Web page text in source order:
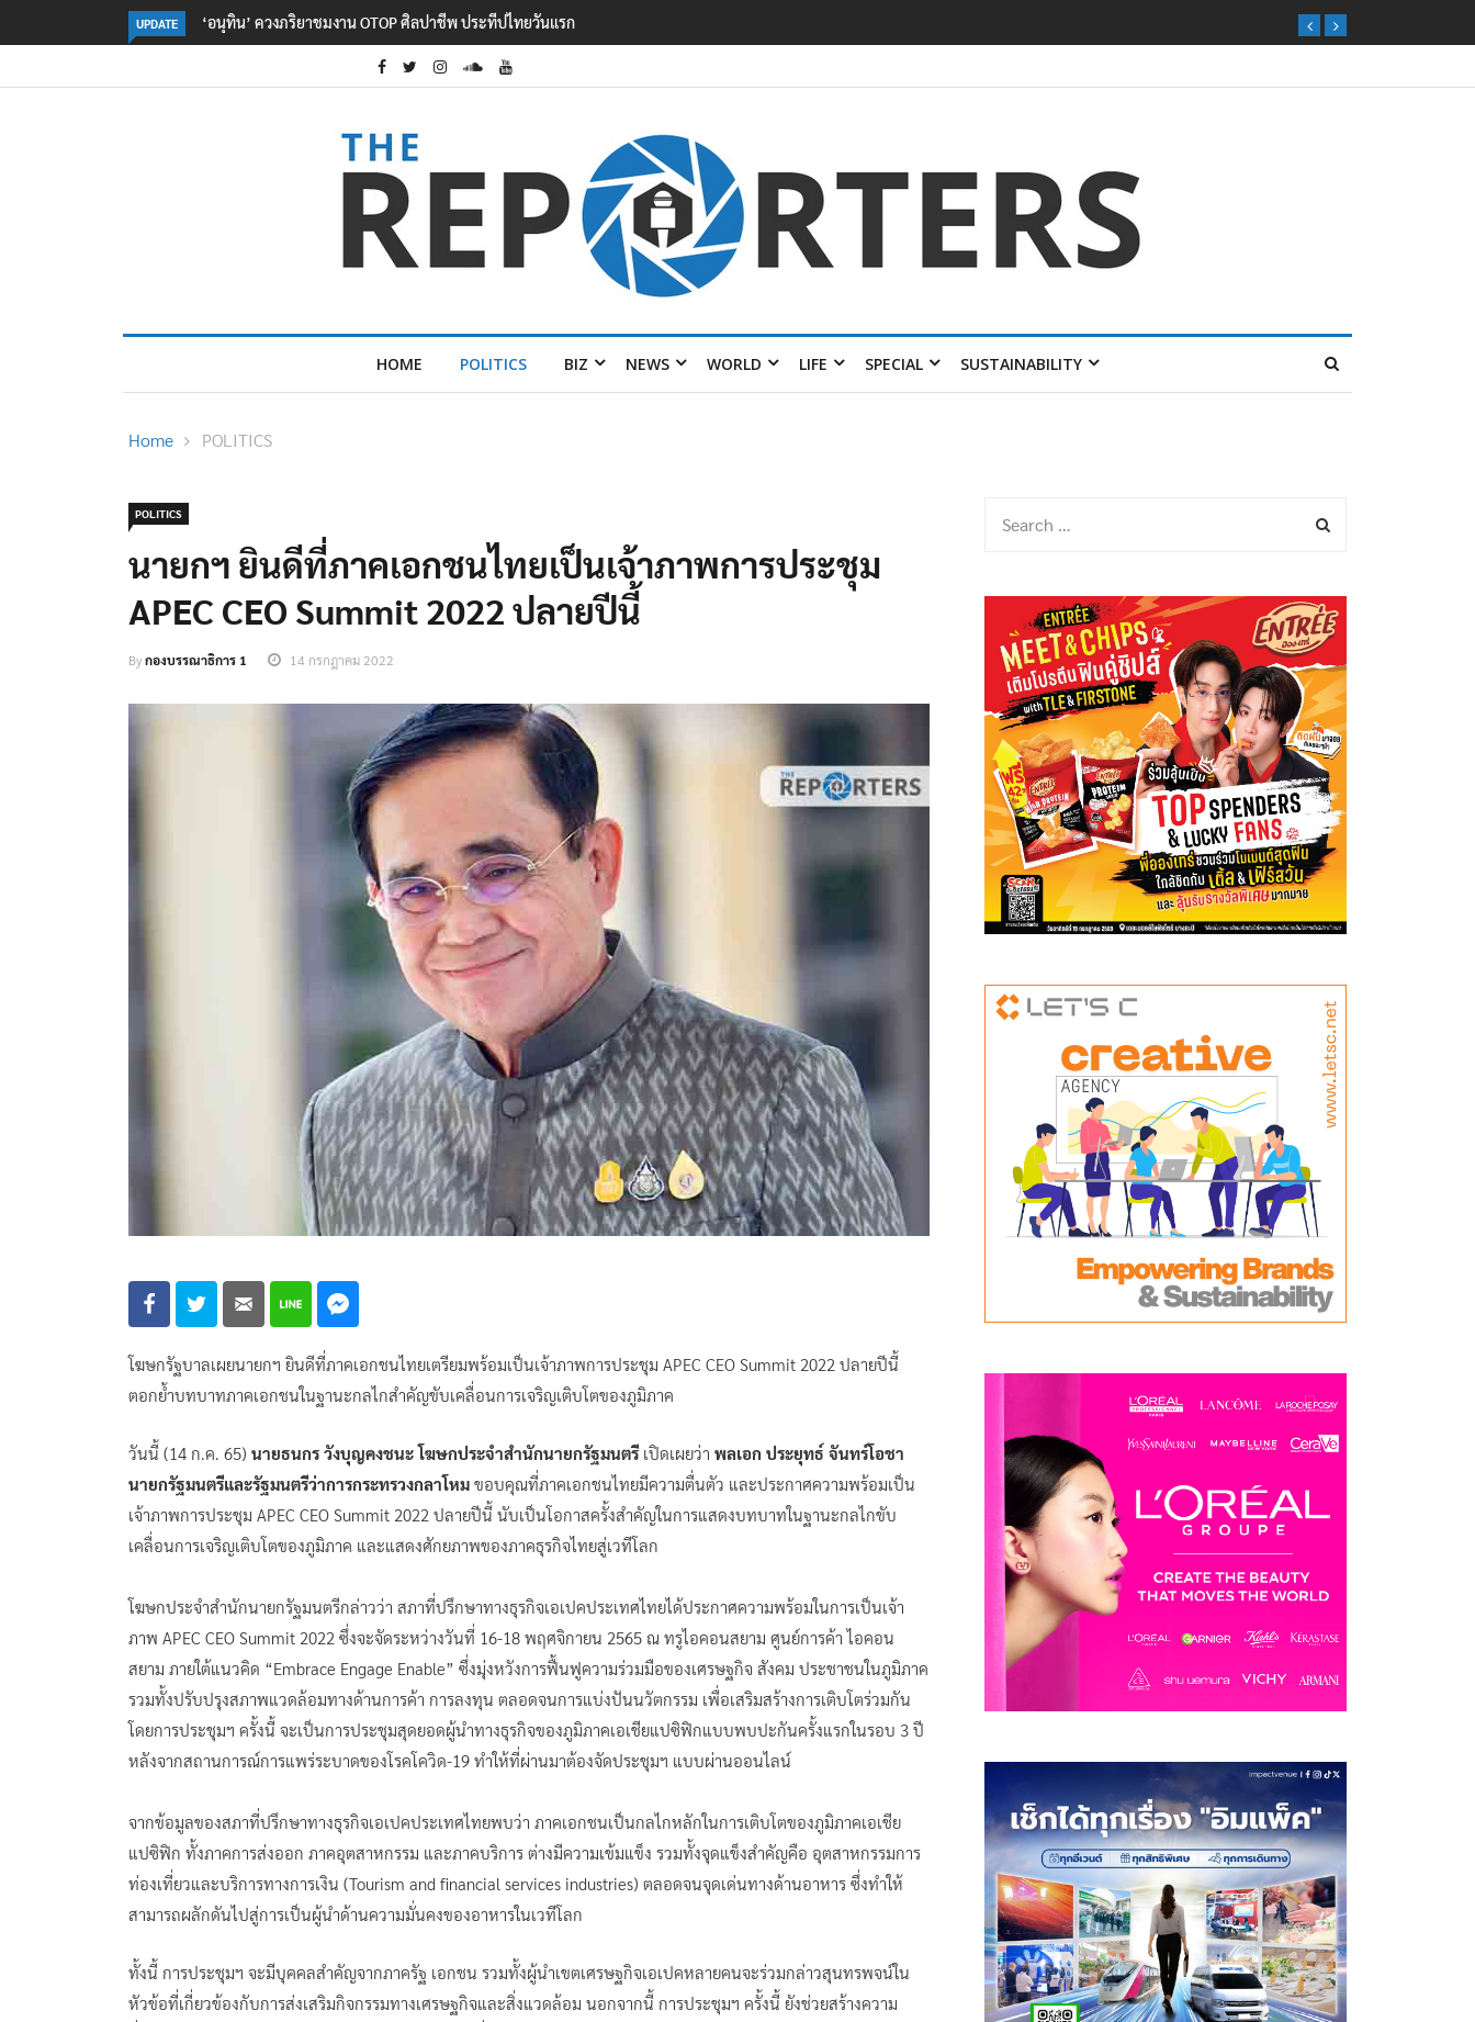
UPDATE
ศิลปาชีพ ประทีปไทยวันแรก ลอรีอัลโชว์ผลประกอบการครึ่งปีแรกโต 6.5% กวาดรายได้
2.3 หมื่นล้านยูโร คว้าไลเซนส์ ‘กุชชี่’ 50 ปี พร้อมส่ง 4 แบรนด์
HOME POLITICS BIZ NEWS WORLD LIFE SPECIAL SUSTAINABILITY
Home POLITICS
POLITICS
นายกฯ ยินดีที่ภาคเอกชนไทยเป็นเจ้าภาพการประชุม
APEC CEO Summit 2022 ปลายปีนี้
Byกองบรรณาธิการ 1 14 กรกฎาคม 2022
โฆษกรัฐบาลเผยนายกฯ ยินดีที่ภาคเอกชนไทยเตรียมพร้อมเป็นเจ้าภาพการประชุม APEC CEO Summit 2022 ปลายปีนี้
ตอกย้ำบทบาทภาคเอกชนในฐานะกลไกสำคัญขับเคลื่อนการเจริญเติบโตของภูมิภาค
วันนี้ (14 ก.ค. 65) นายธนกร วังบุญคงชนะ โฆษกประจำสำนักนายกรัฐมนตรี เปิดเผยว่า พลเอก ประยุทธ์ จันทร์โอชา
นายกรัฐมนตรีและรัฐมนตรีว่าการกระทรวงกลาโหม ขอบคุณที่ภาคเอกชนไทยมีความตื่นตัว และประกาศความพร้อมเป็น
เจ้าภาพการประชุม APEC CEO Summit 2022 ปลายปีนี้ นับเป็นโอกาสครั้งสำคัญในการแสดงบทบาทในฐานะกลไกขับ
เคลื่อนการเจริญเติบโตของภูมิภาค และแสดงศักยภาพของภาคธุรกิจไทยสู่เวทีโลก
โฆษกประจำสำนักนายกรัฐมนตรีกล่าวว่า สภาที่ปรึกษาทางธุรกิจเอเปคประเทศไทยได้ประกาศความพร้อมในการเป็นเจ้า
ภาพ APEC CEO Summit 2022 ซึ่งจะจัดระหว่างวันที่ 16-18 พฤศจิกายน 2565 ณ ทรูไอคอนสยาม ศูนย์การค้า ไอคอน
สยาม ภายใต้แนวคิด “Embrace Engage Enable” ซึ่งมุ่งหวังการฟื้นฟูความร่วมมือของเศรษฐกิจ สังคม ประชาชนในภูมิภาค
รวมทั้งปรับปรุงสภาพแวดล้อมทางด้านการค้า การลงทุน ตลอดจนการแบ่งปันนวัตกรรม เพื่อเสริมสร้างการเติบโตร่วมกัน
โดยการประชุมฯ ครั้งนี้ จะเป็นการประชุมสุดยอดผู้นำทางธุรกิจของภูมิภาคเอเชียแปซิฟิกแบบพบปะกันครั้งแรกในรอบ 3 ปี
หลังจากสถานการณ์การแพร่ระบาดของโรคโควิด-19 ทำให้ที่ผ่านมาต้องจัดประชุมฯ แบบผ่านออนไลน์
จากข้อมูลของสภาที่ปรึกษาทางธุรกิจเอเปคประเทศไทยพบว่า ภาคเอกชนเป็นกลไกหลักในการเติบโตของภูมิภาคเอเชีย
แปซิฟิก ทั้งภาคการส่งออก ภาคอุตสาหกรรม และภาคบริการ ต่างมีความเข้มแข็ง รวมทั้งจุดแข็งสำคัญคือ อุตสาหกรรมการ
ท่องเที่ยวและบริการทางการเงิน (Tourism and financial services industries) ตลอดจนจุดเด่นทางด้านอาหาร ซึ่งทำให้
สามารถผลักดันไปสู่การเป็นผู้นำด้านความมั่นคงของอาหารในเวทีโลก
ทั้งนี้ การประชุมฯ จะมีบุคคลสำคัญจากภาครัฐ เอกชน รวมทั้งผู้นำเขตเศรษฐกิจเอเปคหลายคนจะร่วมกล่าวสุนทรพจน์ใน
หัวข้อที่เกี่ยวข้องกับการส่งเสริมกิจกรรมทางเศรษฐกิจและสิ่งแวดล้อม นอกจากนี้ การประชุมฯ ครั้งนี้ ยังช่วยสร้างความ